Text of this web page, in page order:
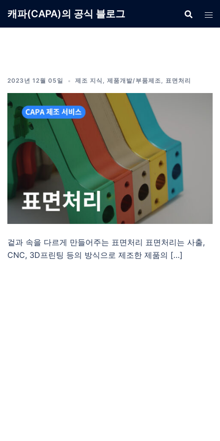
캐파(CAPA)의 공식 블로그
2023년 12월 05일 제조 지식 , 제품개발/부품제조, 표면처리
겉과 속을 다르게 만들어주는 표면처리 표면처리는 사출,
CNC, 3D프린팅 등의 방식으로 제조한 제품의 […]